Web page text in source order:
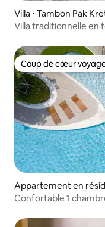
Villa ⋅ Tambon Pak
Villa traditionnelle en
Coup de cœur
Coup de cœur
Appartement en
Confortable 1